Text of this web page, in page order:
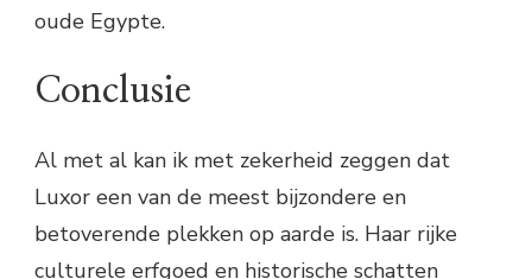
oude Egypte.
Conclusie
Al met al kan ik met zekerheid zeggen dat
Luxor een van de meest bijzondere en
betoverende plekken op aarde is. Haar rijke
culturele erfgoed en historische schatten